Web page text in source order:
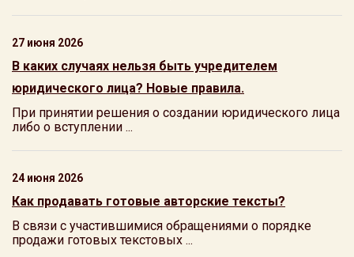
27 июня 2026
В каких случаях нельзя быть учредителем
юридического лица? Новые правила.
При принятии решения о создании юридического лица
либо о вступлении ...
24 июня 2026
Как продавать готовые авторские тексты?
В связи с участившимися обращениями о порядке
продажи готовых текстовых ...